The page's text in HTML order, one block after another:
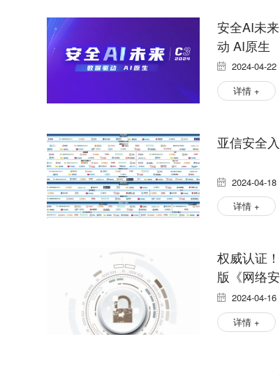
安全AI未
动 AI原生
2024-04-22
详情 +
亚信安全
2024-04-18
详情 +
权威认证
版《网络
2024-04-16
详情 +